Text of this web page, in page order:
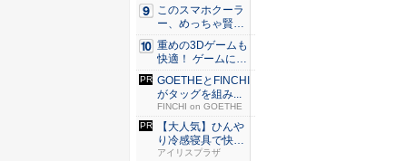
このスマホクーラ
ー、めっちゃ賢
い。ただ冷...
重めの3Dゲームも
快適！ ゲームに強
いH...
GOETHEとFINCHI
がタッグを組み...
FINCHI on GOETHE
【大人気】ひんや
り冷感寝具で快適
な睡眠を...
アイリスプラザ